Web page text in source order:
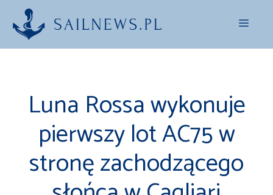
Przejdź
treści
Menu
Luna Rossa wykonuje
pierwszy lot AC75 w
stronę zachodzącego